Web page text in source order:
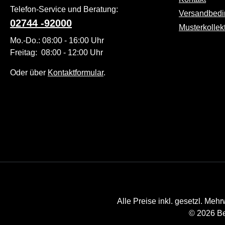
Die verwendete
atmungsaktiv,
temperaturreguli
erend und
komfortablen
Telefon-Service und Beratung:
02744 -92000
Mo.-Do.: 08:00 - 16:00 Uhr
Freitag: 08:00 - 12:00 Uhr
Oder über Kontaktformular.
Alle Preise inkl. gesetzl.
© 2026